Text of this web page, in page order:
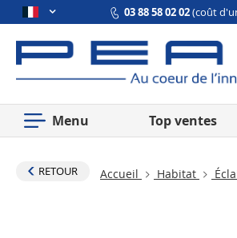
03 88 58 02 02(coût
Menu Top ventes
RETOUR Accueil Habitat